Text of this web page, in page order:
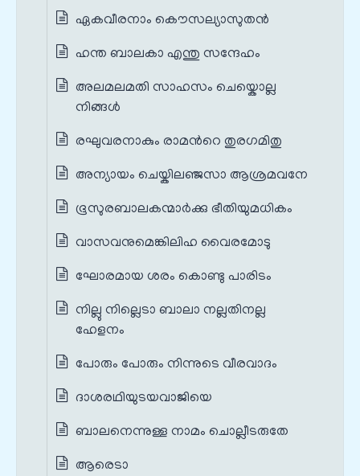
ഏകവീരനാം കൌസല്യാസുതന്‍
ഹന്ത ബാലകാ എന്തു സന്ദേഹം
അലമലമതി സാഹസം ചെയ്കൊല്ല
നിങ്ങള്‍
രഘുവരനാകും രാമന്‍റെ തുരഗമിതു
അന്യായം ചെയ്കിലഞ്ജസാ ആശ്രമവനേ
ഭൂസുരബാലകന്മാര്‍ക്കു ഭീതിയുമധികം
വാസവനുമെങ്കിലിഹ വൈരമോടു
ഘോരമായ ശരം കൊണ്ടു പാരിടം
നില്ലു നില്ലെടാ ബാലാ നല്ലതിനല്ല
ഹേളനം
പോരും പോരും നിന്നുടെ വീരവാദം
ദാശരഥിയുടയവാജിയെ
ബാലനെന്നുള്ള നാമം ചൊല്ലീടരുതേ
ആരെടാ